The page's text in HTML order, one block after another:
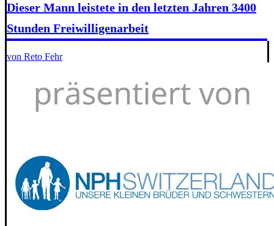
Dieser Mann leistete in den letzten Jahren 3400
Stunden Freiwilligenarbeit
von Reto Fehr